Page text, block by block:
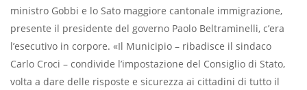
ministro Gobbi e lo Sato maggiore cantonale immigrazione,
presente il presidente del governo Paolo Beltraminelli, c’era
l’esecutivo in corpore. «Il Municipio – ribadisce il sindaco
Carlo Croci – condivide l’impostazione del Consiglio di Stato,
volta a dare delle risposte e sicurezza ai cittadini di tutto il